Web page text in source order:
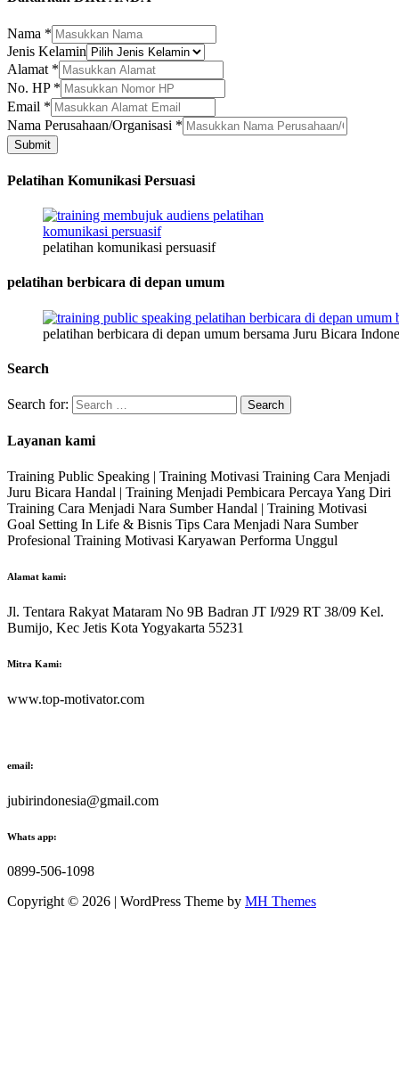
Nama *
Jenis Kelamin
Nama
HP
Nama
Alamat *
No. HP *
Email *
Nama Perusahaan/Organisasi *
Submit
Pelatihan Komunikasi Persuasi
pelatihan komunikasi persuasif
pelatihan berbicara di depan umum
pelatihan berbicara di depan umum bersama Juru Bicara
Search
Search for:
Layanan kami
Training Public Speaking | Training Motivasi Training Cara Menjadi
Juru Bicara Handal | Training Menjadi Pembicara Percaya Yang Diri
Training Cara Menjadi Nara Sumber Handal | Training Motivasi
Goal Setting In Life & Bisnis Tips Cara Menjadi Nara Sumber
Profesional Training Motivasi Karyawan Performa Unggul
Alamat kami:
Jl. Tentara Rakyat Mataram No 9B Badran JT I/929 RT 38/09 Kel.
Bumijo, Kec Jetis Kota Yogyakarta 55231
Mitra Kami:
www.top-motivator.com
email:
jubirindonesia@gmail.com
Whats app:
0899-506-1098
Copyright © 2026 | WordPress Theme by MH Themes